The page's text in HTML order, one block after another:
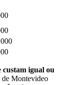
custam igual ou
de Montevideo